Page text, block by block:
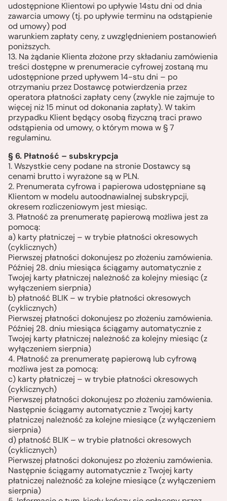
udostępnione Klientowi po upływie 14stu dni od dnia
zawarcia umowy (tj. po upływie terminu na odstąpienie
od umowy) pod
warunkiem zapłaty ceny, z uwzględnieniem postanowień
poniższych.
13. Na żądanie Klienta złożone przy składaniu zamówienia
treści dostępne w prenumeracie cyfrowej zostaną mu
udostępnione przed upływem 14-stu dni – po
otrzymaniu przez Dostawcę potwierdzenia przez
operatora płatności zapłaty ceny (zwykle nie zajmuje to
więcej niż 15 minut od dokonania zapłaty). W takim
przypadku Klient będący osobą fizyczną traci prawo
odstąpienia od umowy, o którym mowa w § 7
regulaminu.
§ 6. Płatność – subskrypcja
1. Wszystkie ceny podane na stronie Dostawcy są
cenami brutto i wyrażone są w PLN.
2. Prenumerata cyfrowa i papierowa udostępniane są
Klientom w modelu autoodnawialnej subskrypcji,
okresem rozliczeniowym jest miesiąc.
3. Płatność za prenumeratę papierową możliwa jest za
pomocą:
a) karty płatniczej – w trybie płatności okresowych
(cyklicznych)
Pierwszej płatności dokonujesz po złożeniu zamówienia.
Później 28. dniu miesiąca ściągamy automatycznie z
Twojej karty płatniczej należność za kolejny miesiąc (z
wyłączeniem sierpnia)
b) płatność BLIK – w trybie płatności okresowych
(cyklicznych)
Pierwszej płatności dokonujesz po złożeniu zamówienia.
Później 28. dniu miesiąca ściągamy automatycznie z
Twojej karty płatniczej należność za kolejny miesiąc (z
wyłączeniem sierpnia)
4. Płatność za prenumeratę papierową lub cyfrową
możliwa jest za pomocą:
c) karty płatniczej – w trybie płatności okresowych
(cyklicznych)
Pierwszej płatności dokonujesz po złożeniu zamówienia.
Następnie ściągamy automatycznie z Twojej karty
płatniczej należność za kolejne miesiące (z wyłączeniem
sierpnia)
d) płatność BLIK – w trybie płatności okresowych
(cyklicznych)
Pierwszej płatności dokonujesz po złożeniu zamówienia.
Następnie ściągamy automatycznie z Twojej karty
płatniczej należność za kolejne miesiące (z wyłączeniem
sierpnia)